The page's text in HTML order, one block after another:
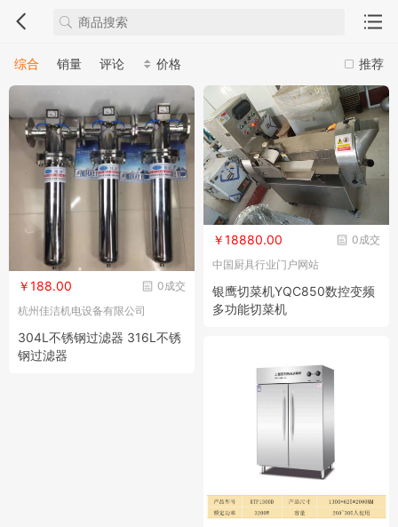
推荐
综合 销量 评论 价格
0成交
￥188.00
杭州佳洁机电设备有限公司
304L不锈钢过滤器 316L不锈
钢过滤器
0成交
￥18880.00
中国厨具行业门户网站
银鹰切菜机YQC850数控变频
多功能切菜机